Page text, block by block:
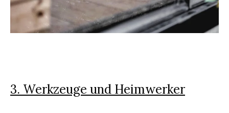
3. Werkzeuge und Heimwerker